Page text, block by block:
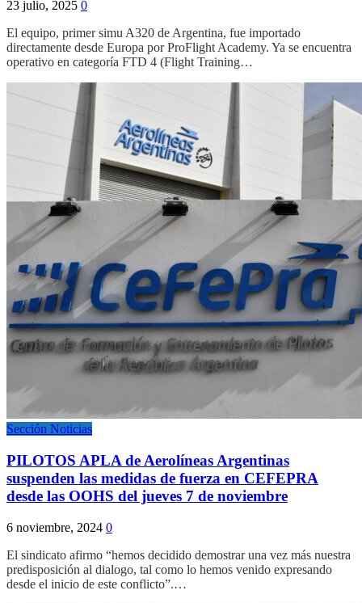
23 julio, 2025 0
El equipo, primer simu A320 de Argentina, fue importado
directamente desde Europa por ProFlight Academy. Ya se encuentra
operativo en categoría FTD 4 (Flight Training…
Sección Noticias
PILOTOS APLA de Aerolíneas Argentinas
suspenden las medidas de fuerza en CEFEPRA
desde las OOHS del jueves 7 de noviembre
6 noviembre, 2024 0
El sindicato afirmo “hemos decidido demostrar una vez más nuestra
predisposición al dialogo, tal como lo hemos venido expresando
desde el inicio de este conflicto”.…